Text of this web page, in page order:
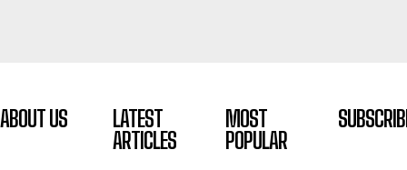
ABOUT US
LATEST
ARTICLES
MOST
POPULAR